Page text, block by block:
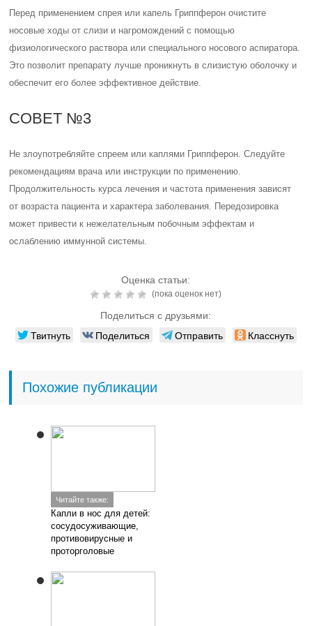
Перед применением спрея или капель Гриппферон очистите
носовые ходы от слизи и нагромождений с помощью
физиологического раствора или специального носового аспиратора.
Это позволит препарату лучше проникнуть в слизистую оболочку и
обеспечит его более эффективное действие.
СОВЕТ №3
Не злоупотребляйте спреем или каплями Гриппферон. Следуйте
рекомендациям врача или инструкции по применению.
Продолжительность курса лечения и частота применения зависят
от возраста пациента и характера заболевания. Передозировка
может привести к нежелательным побочным эффектам и
ослаблению иммунной системы.
Оценка статьи:
(пока оценок нет)
Поделиться с друзьями:
Твитнуть Поделиться Отправить Класснуть
Похожие публикации
Читайте также:
Капли в нос для детей:
сосудосуживающие,
противовирусные и
проторголовые